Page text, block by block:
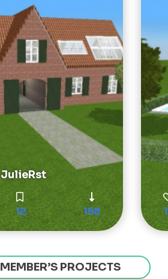
JulieRst
12 158
PROJECTS